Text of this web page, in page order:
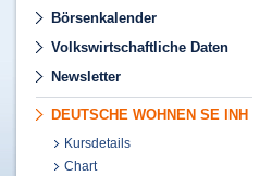
Börsenkalender
Volkswirtschaftliche Daten
Newsletter
DEUTSCHE WOHNEN SE INH
Kursdetails
Chart